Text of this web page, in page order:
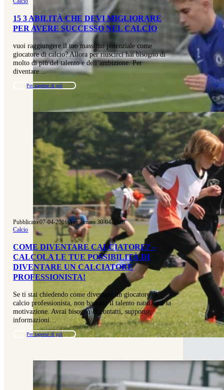
15 3 ABILITÀ CHE DEVI MIGLIORARE
PER AVERE SUCCESSO NEL CALCIO
vuoi raggiungere il tuo massimo potenziale come
giocatore di calcio? Allora per riuscirci hai bisogno di
molto di più del talento e dell’ambizione. Per
diventare…
Per saperne di più
Pubblicato 07-04-2016|Aggiornato 30-04-2026
Calcio
COME DIVENTARE CALCIATORE? –
CALCOLA LE TUE POSSIBILITÀ DI
DIVENTARE UN CALCIATORE
PROFESSIONISTA!
Se ti stai chiedendo come diventare un giocatore di
calcio professionista, non bastano il talento naturale e la
motivazione. Avrai bisogno di contatti, supporto,
informazioni…
Per saperne di più